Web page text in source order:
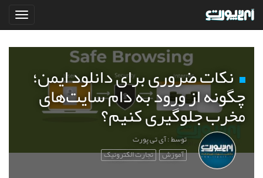
نکات ضروری برای دانلود ایمن؛
چگونه از ورود به دام سایت‌های
مخرب جلوگیری کنیم؟
توسط : آی تی پورت
آموزش تجارت الکترونیک